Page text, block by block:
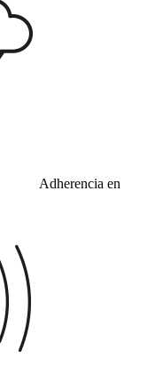
Adherencia en